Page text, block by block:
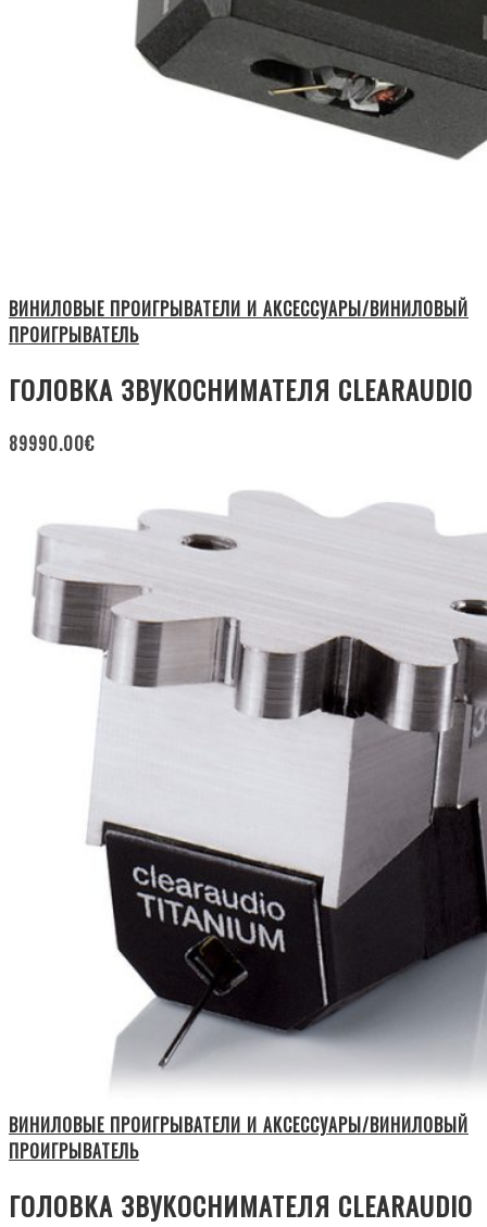
ВИНИЛОВЫЕ ПРОИГРЫВАТЕЛИ И АКСЕССУАРЫ/ВИНИЛОВЫЙ
ПРОИГРЫВАТЕЛЬ
ГОЛОВКА ЗВУКОСНИМАТЕЛЯ CLEARAUDIO
89990.00€
ВИНИЛОВЫЕ ПРОИГРЫВАТЕЛИ И АКСЕССУАРЫ/ВИНИЛОВЫЙ
ПРОИГРЫВАТЕЛЬ
ГОЛОВКА ЗВУКОСНИМАТЕЛЯ CLEARAUDIO